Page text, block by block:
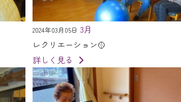
2024年03月05日 3月
レクリエーション🥎
詳しく見る